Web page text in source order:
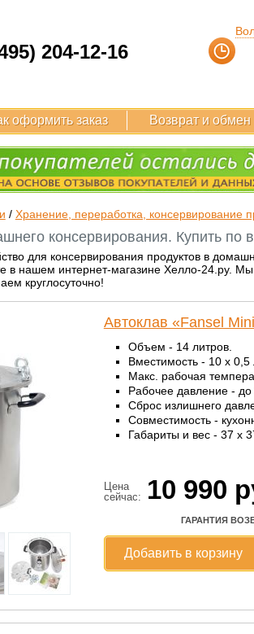
204-12-16
оформить заказ Возврат и обмен
/ Хранение, переработка, консервирование
консервирования. Купить по
для консервирования продуктов в
в нашем интернет-магазине Хелло-24.ру.
круглосуточно!
Автоклав «Fansel
Объем - 14 литров.
Вместимость - 10 x
Макс. рабочая
Рабочее давление -
Сброс излишнего
Совместимость -
Габариты и вес - 37 x
Цена
сейчас:
10 990
ГАРАНТИЯ
Добавить в корзину